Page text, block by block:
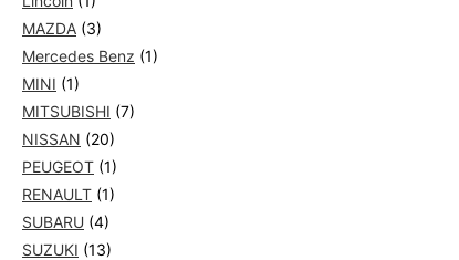
MAZDA (3)
Mercedes Benz (1)
MINI (1)
MITSUBISHI (7)
NISSAN (20)
PEUGEOT (1)
RENAULT (1)
SUBARU (4)
SUZUKI (13)